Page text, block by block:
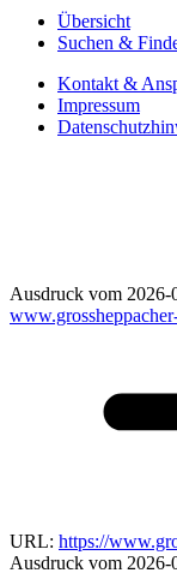
Übersicht
Suchen &
Kontakt &
Impressum
Ausdruck vom 2026-
URL: https://
Ausdruck vom 2026-